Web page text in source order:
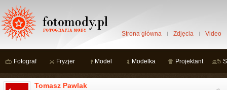
Strona główna Zdjęcia Video
Fotograf Fryzjer Model Modelka Projektant
Tomasz Pawlak